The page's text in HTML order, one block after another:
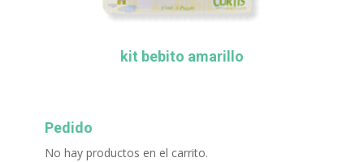
kit bebito amarillo
Pedido
No hay productos en el carrito.